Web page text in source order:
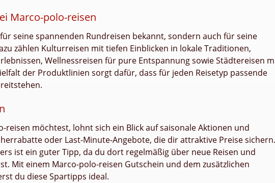
Marco-polo-reisen
seine spannenden Rundreisen bekannt, sondern auch für seine
zählen Kulturreisen mit tiefen Einblicken in lokale Traditionen,
Wellnessreisen für pure Entspannung sowie Städtereisen
der Produktlinien sorgt dafür, dass für jeden Reisetyp passende
reisen möchtest, lohnt sich ein Blick auf saisonale Aktionen und
oder Last-Minute-Angebote, die dir attraktive Preise sichern.
ist ein guter Tipp, da du dort regelmäßig über neue Reisen und
Mit einem Marco-polo-reisen Gutschein und dem zusätzlichen
du diese Spartipps ideal.